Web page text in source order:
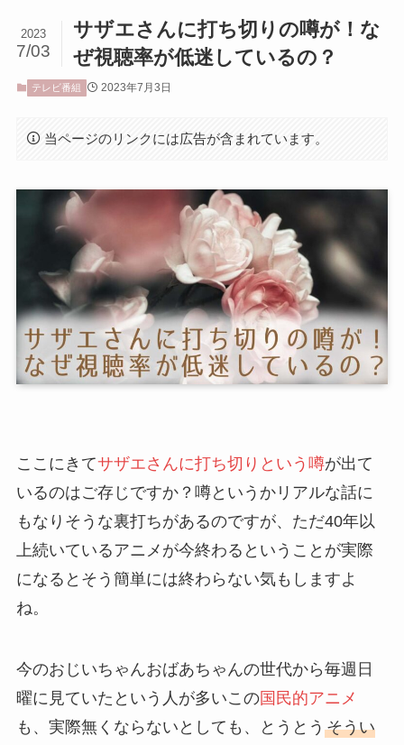
サザエさんに打ち切りの噂が！な
ぜ視聴率が低迷しているの？
2023
7/03
テレビ番組 2023年7月3日
当ページのリンクには広告が含まれています。
ここにきてサザエさんに打ち切りという噂が出て
いるのはご存じですか？噂というかリアルな話に
もなりそうな裏打ちがあるのですが、ただ40年以
上続いているアニメが今終わるということが実際
になるとそう簡単には終わらない気もしますよ
ね。
今のおじいちゃんおばあちゃんの世代から毎週日
曜に見ていたという人が多いこの国民的アニメ
も、実際無くならないとしても、とうとう そうい